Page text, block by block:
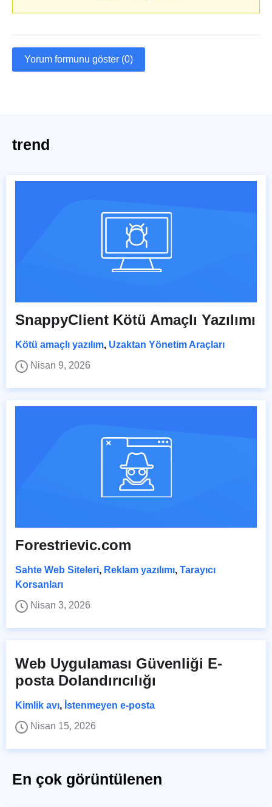
Yorum formunu göster (0)
trend
SnappyClient Kötü Amaçlı Yazılımı
Kötü amaçlı yazılım, Uzaktan Yönetim Araçları
Nisan 9, 2026
Forestrievic.com
Sahte Web Siteleri, Reklam yazılımı, Tarayıcı
Korsanları
Nisan 3, 2026
Web Uygulaması Güvenliği E-
posta Dolandırıcılığı
Kimlik avı, İstenmeyen e-posta
Nisan 15, 2026
En çok görüntülenen